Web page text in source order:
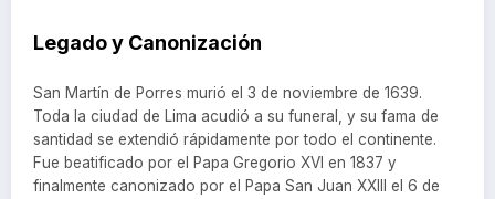
Legado y Canonización
San Martín de Porres murió el 3 de noviembre de 1639.
Toda la ciudad de Lima acudió a su funeral, y su fama de
santidad se extendió rápidamente por todo el continente.
Fue beatificado por el Papa Gregorio XVI en 1837 y
finalmente canonizado por el Papa San Juan XXIII el 6 de